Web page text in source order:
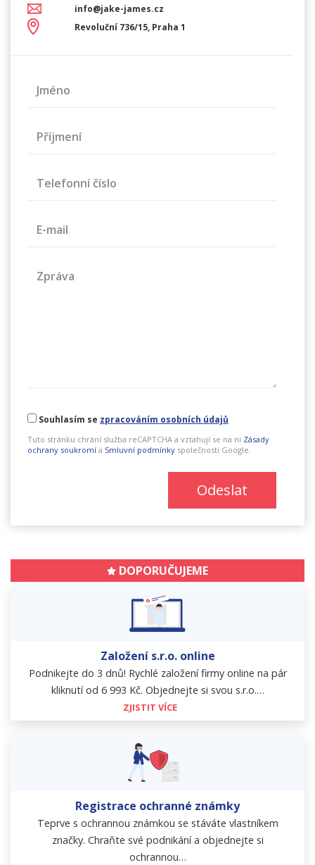
info@jake-james.cz
Revoluční 736/15, Praha 1
Jméno
Příjmení
Telefonní číslo
E-mail
Zpráva
Souhlasím se zpracováním osobních údajů
Tuto stránku chrání služba reCAPTCHA a vztahují se na ni Zásady
ochrany soukromí a Smluvní podmínky společnosti Google.
Odeslat
DOPORUČUJEME
Založení s.r.o. online
Podnikejte do 3 dnů! Rychlé založení firmy online na pár
kliknutí od 6 993 Kč. Objednejte si svou s.r.o.…
ZJISTIT VÍCE
Registrace ochranné známky
Teprve s ochrannou známkou se stáváte vlastníkem
značky. Chraňte své podnikání a objednejte si
ochrannou…